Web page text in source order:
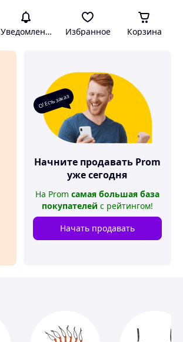
Уведомления Избранное Корзина
О! Есть заказ
Начните продавать Prom
уже сегодня
На Prom самая большая база
покупателей с рейтингом!
Начать продавать